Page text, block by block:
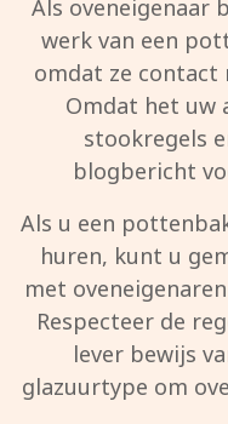
Als oveneigenaar
werk van een
omdat ze contact
Omdat het uw
stookregels
blogbericht
Als u een
huren, kunt u
met
Respecteer de
lever bewijs
glazuurtype om